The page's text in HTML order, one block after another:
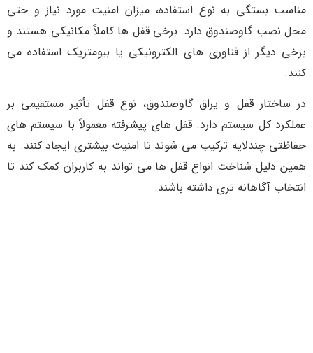
مناسب بستگی به نوع استفاده، میزان امنیت مورد نیاز و حتی
محل نصب گاوصندوق دارد. برخی قفل ها کاملاً مکانیکی هستند و
برخی دیگر از فناوری های الکترونیکی یا بیومتریک استفاده می
کنند.
در ساختار قفل و یراق گاوصندوق، نوع قفل تأثیر مستقیمی بر
عملکرد کل سیستم دارد. قفل های پیشرفته معمولاً با سیستم های
حفاظتی چندلایه ترکیب می شوند تا امنیت بیشتری ایجاد کنند. به
همین دلیل شناخت انواع قفل ها می تواند به کاربران کمک کند تا
انتخاب آگاهانه تری داشته باشند.